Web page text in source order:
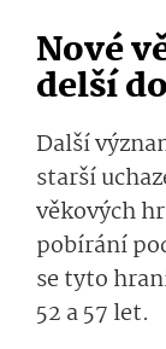
Nové
delší
Další
starší
věkových
pobírání
se tyto
52 a 57 let.